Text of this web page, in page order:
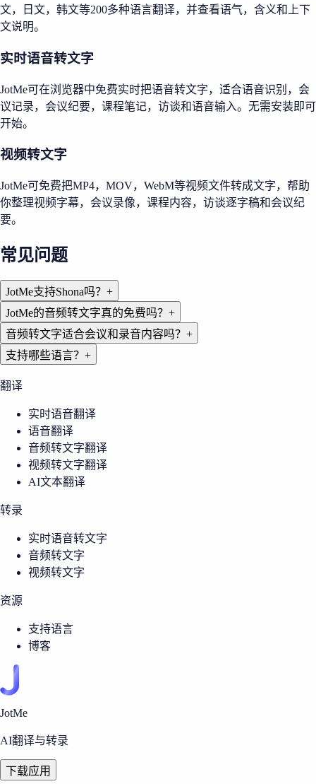
文，日文，韩文等200多种语言翻译，并查看语气，含义和上下
文说明。
实时语音转文字
JotMe可在浏览器中免费实时把语音转文字，适合语音识别，会
议记录，会议纪要，课程笔记，访谈和语音输入。无需安装即可
开始。
视频转文字
JotMe可免费把MP4，MOV，WebM等视频文件转成文字，帮助
你整理视频字幕，会议录像，课程内容，访谈逐字稿和会议纪
要。
常见问题
JotMe支持Shona吗？ +
JotMe的音频转文字真的免费吗？ +
音频转文字适合会议和录音内容吗？ +
支持哪些语言？ +
翻译
实时语音翻译
语音翻译
音频转文字翻译
视频转文字翻译
AI文本翻译
转录
实时语音转文字
音频转文字
视频转文字
资源
支持语言
博客
JotMe
AI翻译与转录
下载应用